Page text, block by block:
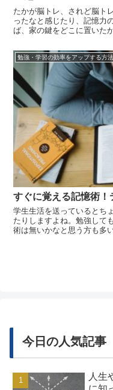
たかが脳トレ、されど脳ト
ったなと感じたり、記憶力
ば、家の鍵をどこに置いた
げたら霧がありませんが、
き、不要な...
勉強・学習の効率をアップする方法
すぐに覚える記憶術
学生生活を送っているとち
たりしますよね。勉強して
術は無いかなと思う方も多
今日の人気記
人生